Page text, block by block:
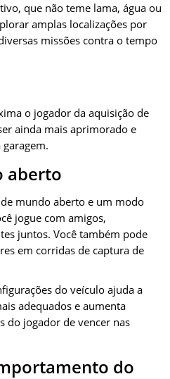
que não teme lama, água ou
amplas localizações por
missões contra o tempo
o jogador da aquisição de
ainda mais aprimorado e
aberto
mundo aberto e um modo
jogue com amigos,
juntos. Você também pode
em corridas de captura de
do veículo ajuda a
adequados e aumenta
do jogador de vencer nas
do